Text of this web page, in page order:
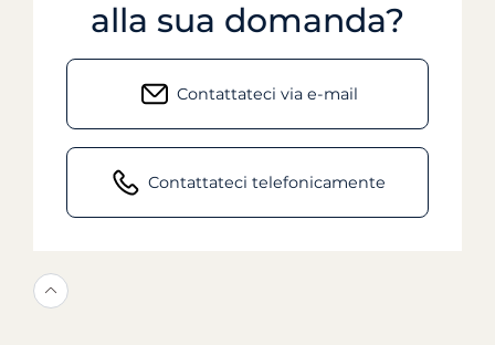
alla sua domanda?
Contattateci via e-mail
Contattateci telefonicamente